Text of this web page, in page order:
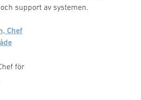
support av systemen.
för